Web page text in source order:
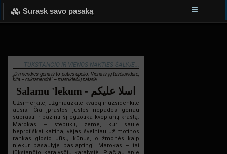
Surask savo pasaką
TŪKSTANČIO IR VIENOS NAKTIES ŠALYJE...
„Dvi nendrės geria iš to paties upelio. Viena iš jų tuščiavidurė,
kita – cukranendrė“ – marokiečių patarlė.
Salamu 'lekum - اسلا عليكم
Užsimerkite, užgniaužkite kvapą ir užsidenkite
ausis. Čia įprastos juslės nepadės geriau
suprasti ir pažinti šį egzotika kvepiantį kraštą.
Marokas – stebuklų žemė, kur saulė
beprotiškai kaitina, vėjas švelniau už motinos
rankas glosto Jūsų kūnus, o žmonės kaip
niekur pasaulyje paslaptingi. Marokas – tai